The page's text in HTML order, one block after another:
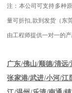
注：本公司可支持多种
量可折扣 款到发货（东
由工程师提供一对一的产
广东/佛山/顺德/清远/
张家港/武进/小河/江